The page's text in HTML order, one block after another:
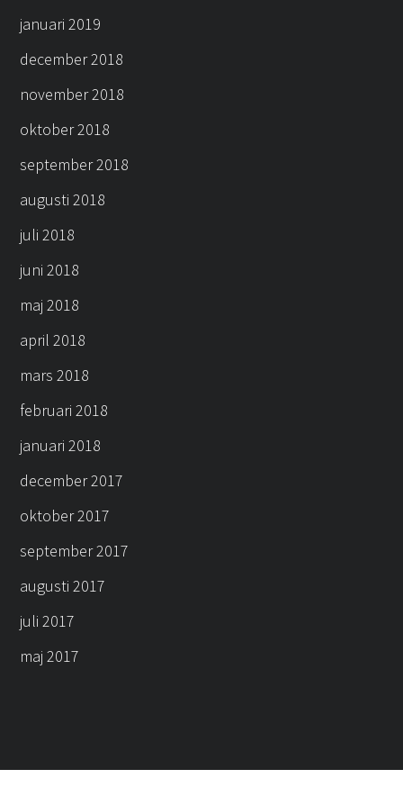
januari 2019
december 2018
november 2018
oktober 2018
september 2018
augusti 2018
juli 2018
juni 2018
maj 2018
april 2018
mars 2018
februari 2018
januari 2018
december 2017
oktober 2017
september 2017
augusti 2017
juli 2017
maj 2017